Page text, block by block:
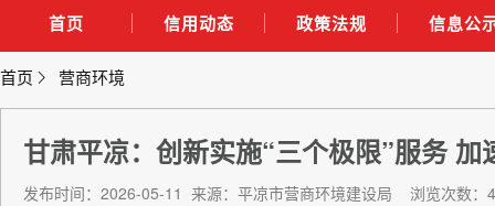
首页 信用动态 政策法规 信息公
首页 营商环境
甘肃平凉：创新实施“三个极限”服务
发布时间：2026-05-11 来源：平凉市营商环境建设局 浏览次数：